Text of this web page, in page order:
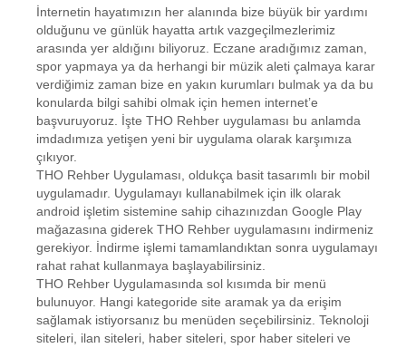
İnternetin hayatımızın her alanında bize büyük bir yardımı
olduğunu ve günlük hayatta artık vazgeçilmezlerimiz
arasında yer aldığını biliyoruz. Eczane aradığımız zaman,
spor yapmaya ya da herhangi bir müzik aleti çalmaya karar
verdiğimiz zaman bize en yakın kurumları bulmak ya da bu
konularda bilgi sahibi olmak için hemen internet’e
başvuruyoruz. İşte THO Rehber uygulaması bu anlamda
imdadımıza yetişen yeni bir uygulama olarak karşımıza
çıkıyor.
THO Rehber Uygulaması, oldukça basit tasarımlı bir mobil
uygulamadır. Uygulamayı kullanabilmek için ilk olarak
android işletim sistemine sahip cihazınızdan Google Play
mağazasına giderek THO Rehber uygulamasını indirmeniz
gerekiyor. İndirme işlemi tamamlandıktan sonra uygulamayı
rahat rahat kullanmaya başlayabilirsiniz.
THO Rehber Uygulamasında sol kısımda bir menü
bulunuyor. Hangi kategoride site aramak ya da erişim
sağlamak istiyorsanız bu menüden seçebilirsiniz. Teknoloji
siteleri, ilan siteleri, haber siteleri, spor haber siteleri ve